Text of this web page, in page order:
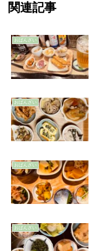
関連記事
おばんざい
おばんざい
おばんざい
おばんざい